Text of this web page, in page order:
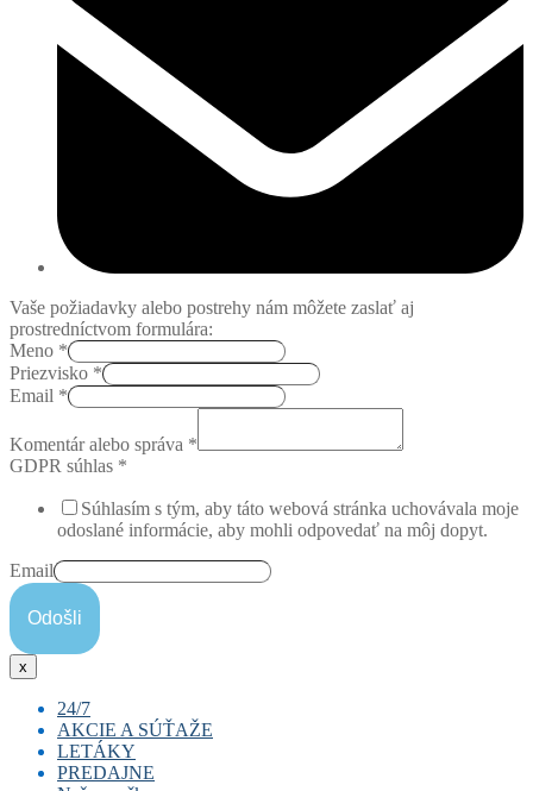
Vaše požiadavky alebo postrehy nám môžete zaslať aj
prostredníctvom formulára:
Meno *
Priezvisko *
Email *
Komentár alebo správa *
GDPR súhlas *
Súhlasím s tým, aby táto webová stránka uchovávala moje
odoslané informácie, aby mohli odpovedať na môj dopyt.
Email
Odošli
x
24/7
AKCIE A SÚŤAŽE
LETÁKY
PREDAJNE